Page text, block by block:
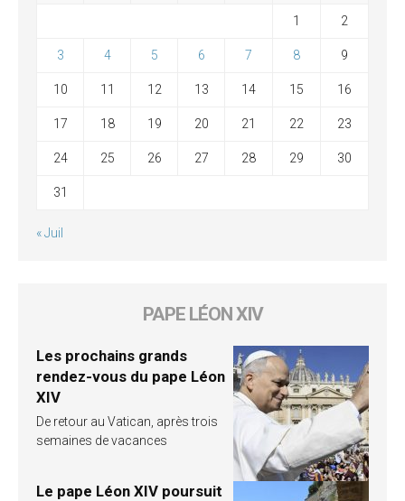
1 2
3 4 5 6 7 8 9
10 11 12 13 14 15 16
17 18 19 20 21 22 23
24 25 26 27 28 29 30
31
« Juil
PAPE LÉON XIV
Les prochains grands
rendez-vous du pape Léon
XIV
De retour au Vatican, après trois
semaines de vacances
Le pape Léon XIV poursuit